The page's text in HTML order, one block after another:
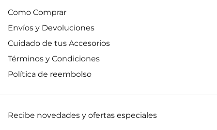
Como Comprar
Envíos y Devoluciones
Cuidado de tus Accesorios
Términos y Condiciones
Política de reembolso
Recibe novedades y ofertas especiales